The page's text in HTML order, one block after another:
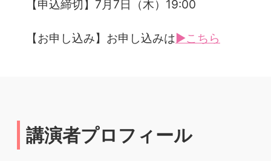
【申込締切】7月7日（木）19:00
【お申し込み】お申し込みは▶こちら
講演者プロフィール